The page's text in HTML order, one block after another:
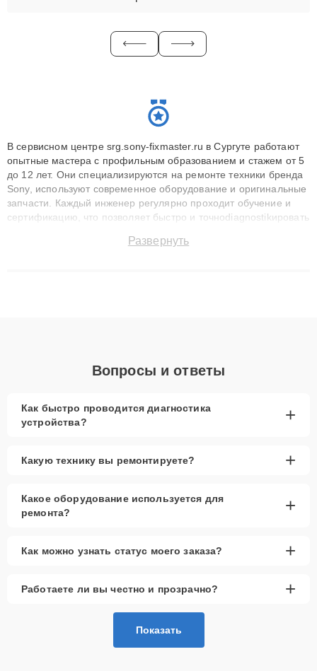
В сервисном центре srg.sony-fixmaster.ru в Сургуте работают
опытные мастера с профильным образованием и стажем от 5
до 12 лет. Они специализируются на ремонте техники бренда
Sony, используют современное оборудование и оригинальные
запчасти. Каждый инженер регулярно проходит обучение и
сертификацию, что позволяет быстро и точноdiagnostikировать
до 3 лет. Наши мастера решают сложные случаи: от замены
Развернуть
Вопросы и ответы
Как быстро проводится диагностика
устройства?
+
Какую технику вы ремонтируете? +
Какое оборудование используется для
ремонта?
+
Как можно узнать статус моего заказа? +
Работаете ли вы честно и прозрачно? +
Показать